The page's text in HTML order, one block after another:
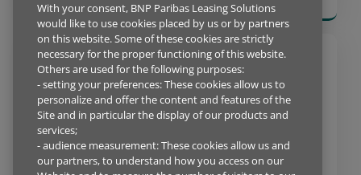
BYGG OG ANLEGG PRESSEMELDING
2024.10.08
KOMATSU GROUP OG BNP PARIBAS
LEASING SOLUTIONS UTVIDER
SAMARBEIDSAVTALEN TIL Å
OMFATTE NORDEN
With your consent, BNP Paribas Leasing Solutions
would like to use cookies placed by us or by partners
on this website. Some of these cookies are strictly
necessary for the proper functioning of this website.
Others are used for the following purposes:
- setting your preferences: These cookies allow us to
personalize and offer the content and features of the
Site and in particular the display of our products and
services;
- audience measurement: These cookies allow us and
our partners, to understand how you access on our